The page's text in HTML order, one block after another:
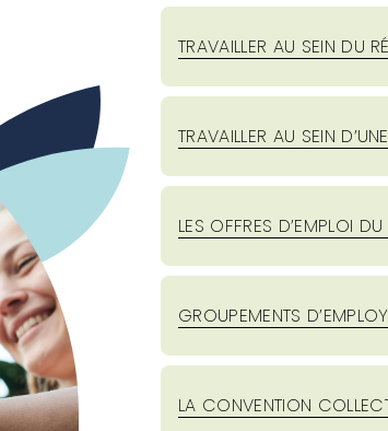
TRAVAILLER AU SEIN DU
TRAVAILLER AU SEIN
LES OFFRES D’EMPLOI
GROUPEMENTS
LA CONVENTION